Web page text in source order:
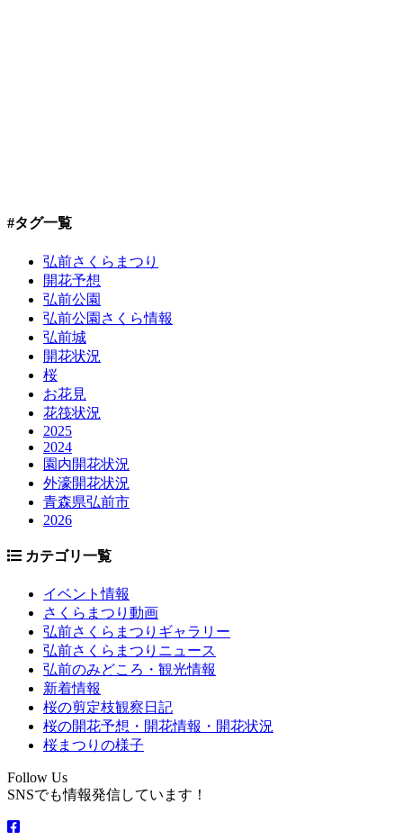
#タグ一覧
弘前さくらまつり
開花予想
弘前公園
弘前公園さくら情報
弘前城
開花状況
桜
お花見
花筏状況
2025
2024
園内開花状況
外濠開花状況
青森県弘前市
2026
カテゴリ一覧
イベント情報
さくらまつり動画
弘前さくらまつりギャラリー
弘前さくらまつりニュース
弘前のみどころ・観光情報
新着情報
桜の剪定枝観察日記
桜の開花予想・開花情報・開花状況
桜まつりの様子
Follow Us
SNSでも情報発信しています！